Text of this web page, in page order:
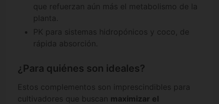
que refuerzan aún más el metabolismo de la
planta.
PK para sistemas hidropónicos y coco, de
rápida absorción.
¿Para quiénes son ideales?
Estos complementos son imprescindibles para
cultivadores que buscan maximizar el